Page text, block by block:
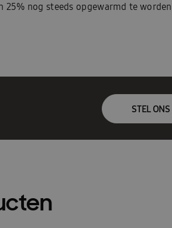
25% nog steeds opgewarmd te
STEL